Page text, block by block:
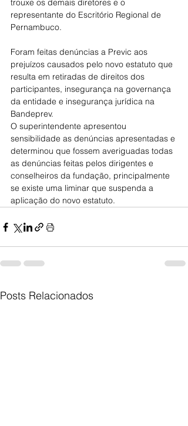
trouxe os demais diretores e o
representante do Escritório Regional de
Pernambuco.
Foram feitas denúncias a Previc aos
prejuízos causados pelo novo estatuto que
resulta em retiradas de direitos dos
participantes, insegurança na governança
da entidade e insegurança jurídica na
Bandeprev.
O superintendente apresentou
sensibilidade as denúncias apresentadas e
determinou que fossem averiguadas todas
as denúncias feitas pelos dirigentes e
conselheiros da fundação, principalmente
se existe uma liminar que suspenda a
aplicação do novo estatuto.
Posts Relacionados